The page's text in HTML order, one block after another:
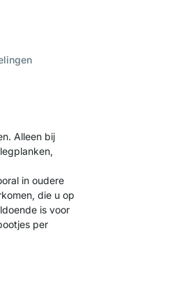
Alleen bij
in oudere
die u op
is voor
per